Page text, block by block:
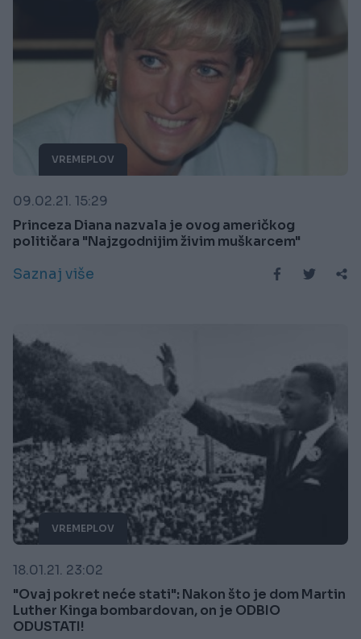
VREMEPLOV
09.02.21. 15:29
Princeza Diana nazvala je ovog američkog
političara "Najzgodnijim živim muškarcem"
Saznaj više
VREMEPLOV
18.01.21. 23:02
"Ovaj pokret neće stati": Nakon što je dom Martin
Luther Kinga bombardovan, on je ODBIO
ODUSTATI!